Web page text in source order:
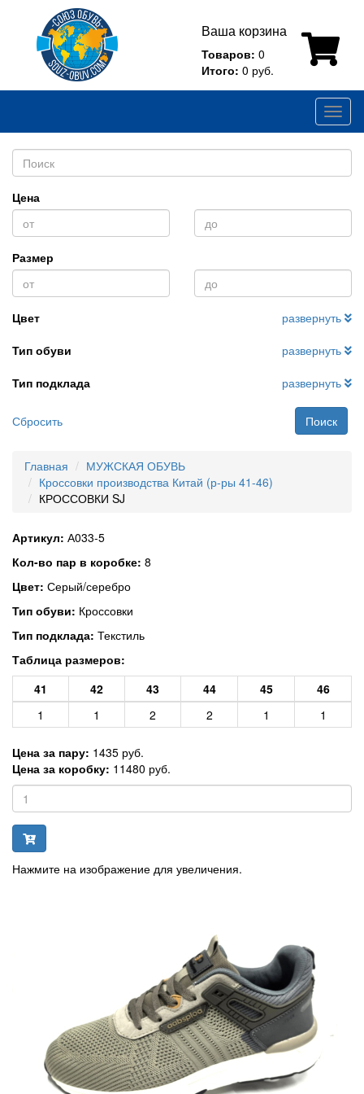
Ваша корзина
Товаров: 0
Итого: 0 руб.
Цена
Размер
Цвет
развернуть
Тип обуви
развернуть
Тип подклада
развернуть
Сбросить Поиск
Главная
МУЖСКАЯ ОБУВЬ
Кроссовки производства Китай (р-ры 41-46)
КРОССОВКИ SJ
Артикул: А033-5
Кол-во пар в коробке: 8
Цвет: Серый/серебро
Тип обуви: Кроссовки
Тип подклада: Текстиль
Таблица размеров:
41
42 43 44 45
46
1
1 2 2 1 1
Цена за пару: 1435 руб.
Цена за коробку: 11480 руб.
Нажмите на изображение для увеличения.